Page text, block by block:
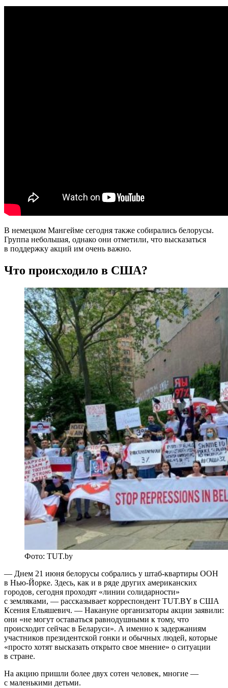
В немецком Мангейме сегодня также собирались белорусы.
Группа небольшая, однако они отметили, что высказаться
в поддержку акций им очень важно.
Что проиcходило в США?
Фото: TUT.by
— Днем 21 июня белорусы собрались у штаб-квартиры ООН
в Нью-Йорке. Здесь, как и в ряде других американских
городов, сегодня проходят «линии солидарности»
с земляками, — рассказывает корреспондент TUT.BY в США
Ксения Ельяшевич. — Накануне организаторы акции заявили:
они «не могут оставаться равнодушными к тому, что
происходит сейчас в Беларуси». А именно к задержаниям
участников президентской гонки и обычных людей, которые
«просто хотят высказать открыто свое мнение» о ситуации
в стране.
На акцию пришли более двух сотен человек, многие —
с маленькими детьми.